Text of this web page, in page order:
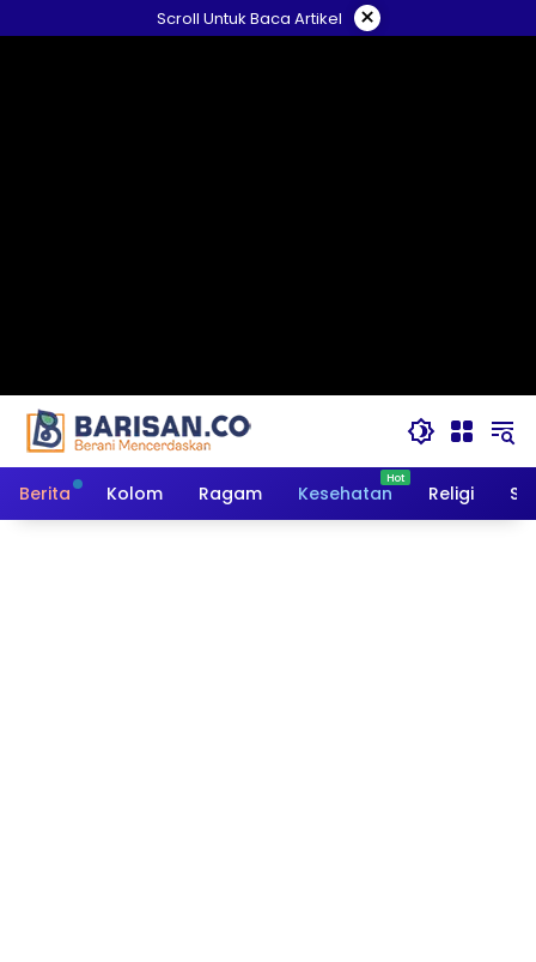
ke
Scroll Untuk Baca Artikel ×
Berita Kolom Ragam Kesehatan Religi